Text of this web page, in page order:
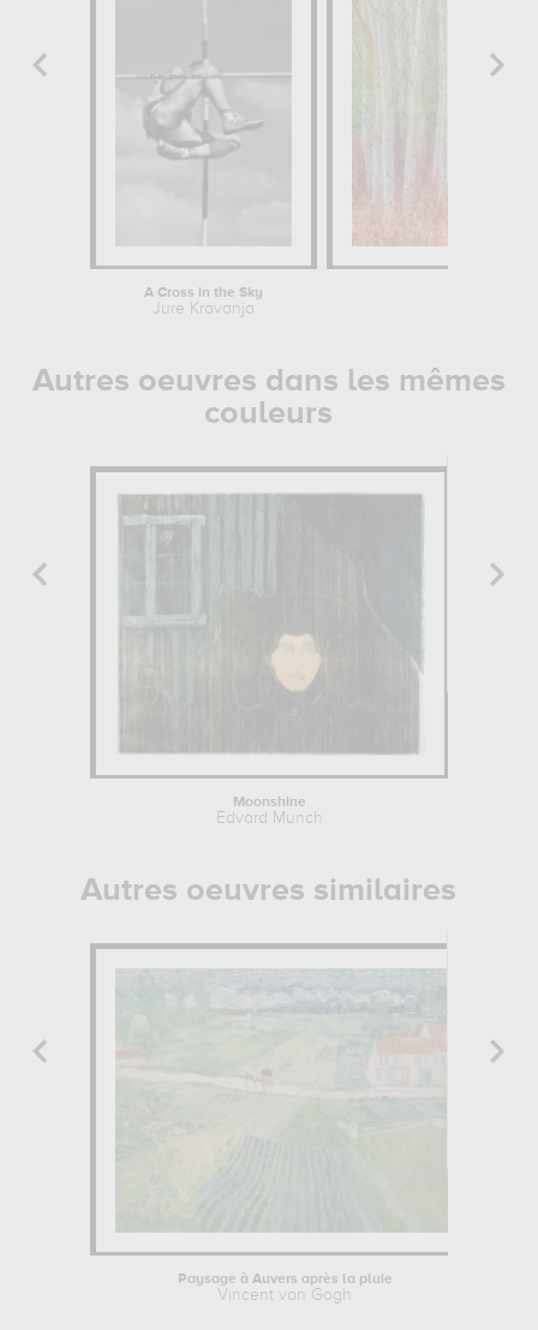
A Cross in the Sky
Jure Kravanja
Autres oeuvres dans les mêmes
couleurs
Moonshine
Edvard Munch
Autres oeuvres similaires
Paysage à Auvers après la pluie
Vincent van Gogh